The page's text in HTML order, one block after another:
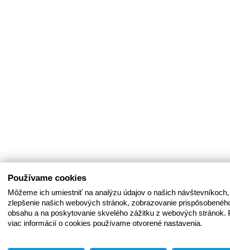
Používame cookies
Môžeme ich umiestniť na analýzu údajov o našich
zlepšenie našich webových stránok, zobrazovanie
obsahu a na poskytovanie skvelého zážitku z webových stránok.
viac informácií o cookies používame otvorené nastavenia.